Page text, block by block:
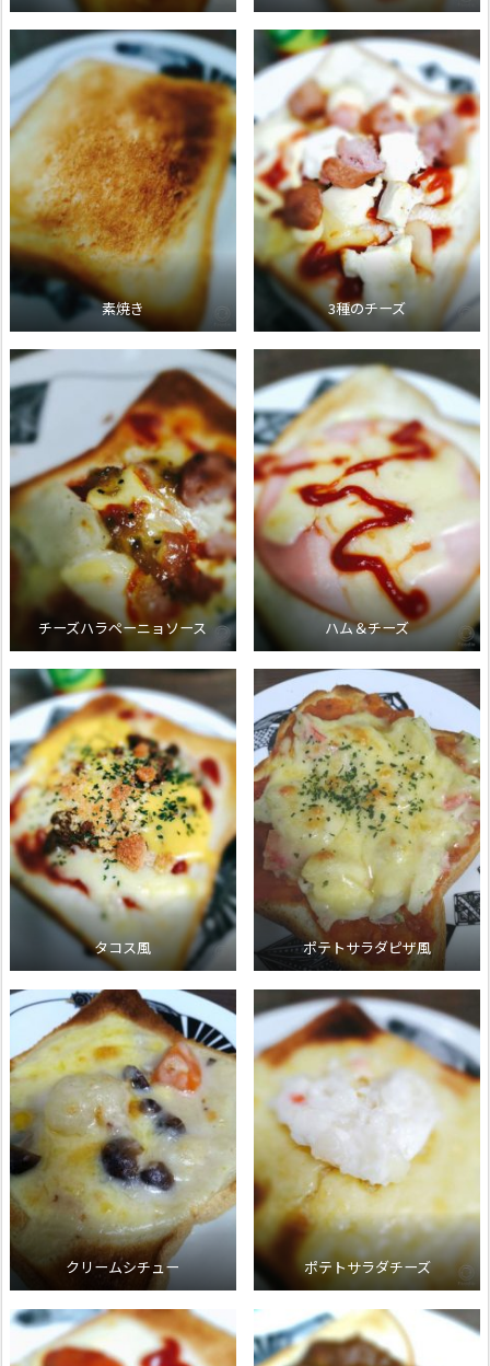
素焼き 3種のチーズ
チーズハラペーニョソース ハム＆チーズ
タコス風 ポテトサラダピザ風
クリームシチュー ポテトサラダチーズ